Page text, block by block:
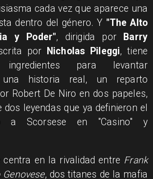
cada vez que aparece una
dentro del género. Y "The Alto
y Poder", dirigida por
Barry
por Nicholas Pileggi, tiene
para levantar
una historia real, un reparto
Robert De Niro en dos papeles,
dos leyendas que ya definieron el
a Scorsese en "Casino" y
centra en la rivalidad entre Frank
Genovese, dos titanes de la mafia